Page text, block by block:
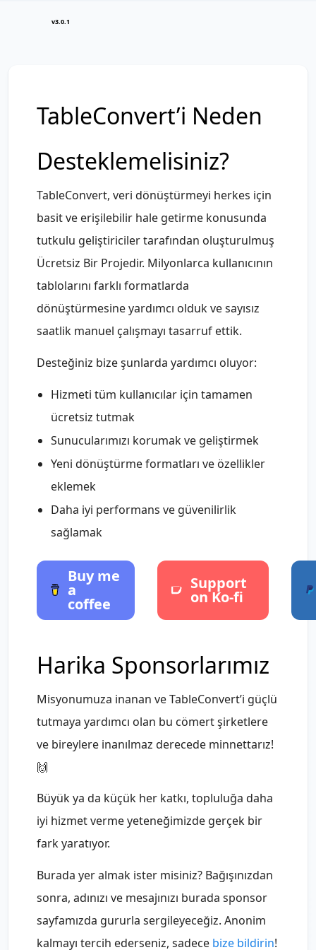
v3.0.1
TableConvert’i Neden
Desteklemelisiniz?
TableConvert, veri dönüştürmeyi herkes için
basit ve erişilebilir hale getirme konusunda
tutkulu geliştiriciler tarafından oluşturulmuş
Ücretsiz Bir Projedir. Milyonlarca kullanıcının
tablolarını farklı formatlarda
dönüştürmesine yardımcı olduk ve sayısız
saatlik manuel çalışmayı tasarruf ettik.
Desteğiniz bize şunlarda yardımcı oluyor:
Hizmeti tüm kullanıcılar için tamamen
ücretsiz tutmak
Sunucularımızı korumak ve geliştirmek
Yeni dönüştürme formatları ve özellikler
eklemek
Daha iyi performans ve güvenilirlik
sağlamak
Buy me
a
coffee
Support
on Ko-fi
Harika Sponsorlarımız
Misyonumuza inanan ve TableConvert’i güçlü
tutmaya yardımcı olan bu cömert şirketlere
ve bireylere inanılmaz derecede minnettarız!
🙌
Büyük ya da küçük her katkı, topluluğa daha
iyi hizmet verme yeteneğimizde gerçek bir
fark yaratıyor.
Burada yer almak ister misiniz? Bağışınızdan
sonra, adınızı ve mesajınızı burada sponsor
sayfamızda gururla sergileyeceğiz. Anonim
kalmayı tercih ederseniz, sadece bize bildirin!